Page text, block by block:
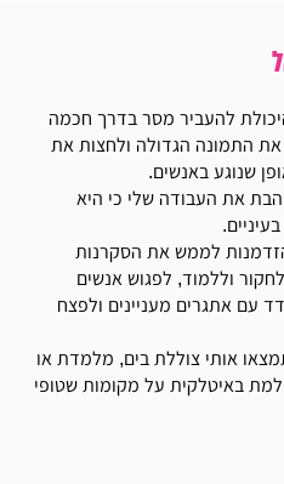
היכולת להעביר מסר בדרך חכמה
את התמונה הגדולה ולחצות את
שנוגע באנשים.
את העבודה שלי כי היא
לממש את הסקרנות
וללמוד, לפגוש אנשים
עם אתגרים מעניינים ולפצח
אותי צוללת בים, מלמדת או
באיטלקית על מקומות שטופי